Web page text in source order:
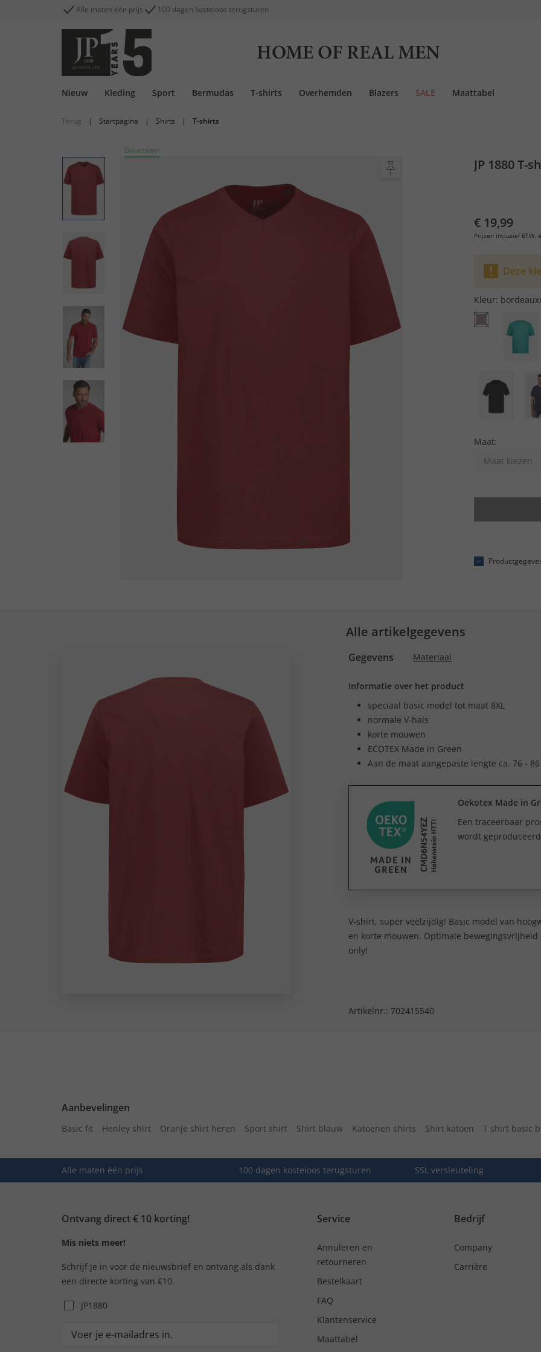
Alle maten één prijs 100 dagen kosteloos terugsturen
HOME OF REAL MEN
Nieuw Kleding Sport Bermudas T-shirts Overhemden Blazers SALE Maattabel
Terug | Startpagina | Shirts | T-shirts
Duurzaam
JP 1880 T-
€ 19,99
Prijzen inclusief BTW,
Deze
Kleur:
Maat:
Maat kiezen
Alle artikelgegevens
Gegevens Materiaal
Informatie over het product
speciaal basic model tot maat 8XL
normale V-hals
korte mouwen
ECOTEX Made in Green
Aan de maat aangepaste lengte ca. 76 - 86
Oekotex Made in
Een traceerbaar
wordt
V-shirt, super veelzijdig! Basic model van
en korte mouwen. Optimale
only!
Artikelnr.: 702415540
Aanbevelingen
Basic fit Henley shirt Oranje shirt heren Sport shirt Shirt blauw Katoenen shirts Shirt katoen T shirt basic
Alle maten één prijs 100 dagen kosteloos terugsturen SSL versleuteling
Ontvang direct € 10 korting!
Mis niets meer!
Schrijf je in voor de nieuwsbrief en ontvang als dank
een directe korting van €10.
JP1880
Service
Annuleren en
retourneren
Bestelkaart
FAQ
Klantenservice
Maattabel
Bedrijf
Company
Carrière